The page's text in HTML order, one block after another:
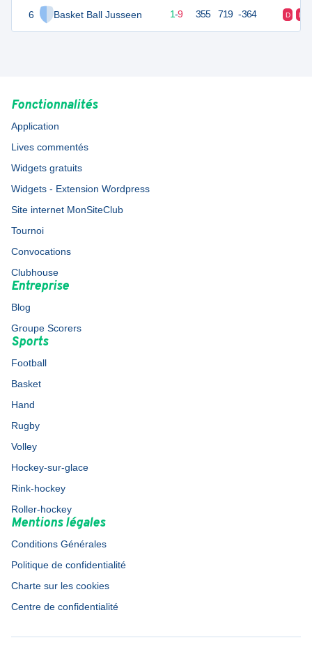
6 Basket Ball Jusseen
11 1-9 355 719 -364 D D
Fonctionnalités
Application
Lives commentés
Widgets gratuits
Widgets - Extension Wordpress
Site internet MonSiteClub
Tournoi
Convocations
Clubhouse
Entreprise
Blog
Groupe Scorers
Sports
Football
Basket
Hand
Rugby
Volley
Hockey-sur-glace
Rink-hockey
Roller-hockey
Mentions légales
Conditions Générales
Politique de confidentialité
Charte sur les cookies
Centre de confidentialité